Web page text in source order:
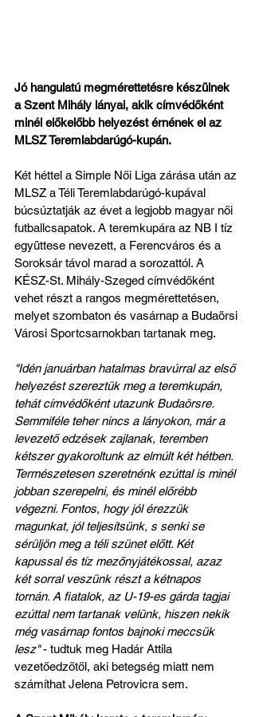
Jó hangulatú megmérettetésre készülnek
a Szent Mihály lányai, akik címvédőként
minél előkelőbb helyezést érnének el az
MLSZ Teremlabdarúgó-kupán.
Két héttel a Simple Női Liga zárása után az
MLSZ a Téli Teremlabdarúgó-kupával
búcsúztatják az évet a legjobb magyar női
futballcsapatok. A teremkupára az NB I tíz
együttese nevezett, a Ferencváros és a
Soroksár távol marad a sorozattól. A
KÉSZ-St. Mihály-Szeged címvédőként
vehet részt a rangos megmérettetésen,
melyet szombaton és vasárnap a Budaörsi
Városi Sportcsarnokban tartanak meg.
"Idén januárban hatalmas bravúrral az első
helyezést szereztük meg a teremkupán,
tehát címvédőként utazunk Budaörsre.
Semmiféle teher nincs a lányokon, már a
levezető edzések zajlanak, teremben
kétszer gyakoroltunk az elmúlt két hétben.
Természetesen szeretnénk ezúttal is minél
jobban szerepelni, és minél előrébb
végezni. Fontos, hogy jól érezzük
magunkat, jól teljesítsünk, s senki se
sérüljön meg a téli szünet előtt. Két
kapussal és tíz mezőnyjátékossal, azaz
két sorral veszünk részt a kétnapos
tornán. A fiatalok, az U-19-es gárda tagjai
ezúttal nem tartanak velünk, hiszen nekik
még vasárnap fontos bajnoki meccsük
lesz" - tudtuk meg Hadár Attila
vezetőedzőtől, aki betegség miatt nem
számíthat Jelena Petrovicra sem.